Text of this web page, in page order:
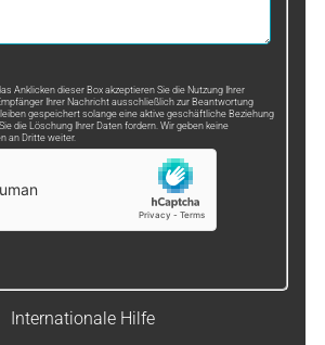
Anklicken dieser Box akzeptieren Sie die Nutzung Ihrer
Ihrer Nachricht ausschließlich zur Beantwortung
gespeichert solange eine aktive geschäftliche Beziehung
die Löschung Ihrer Daten fordern. Wir geben keine
an Dritte weiter.
Internationale Hilfe